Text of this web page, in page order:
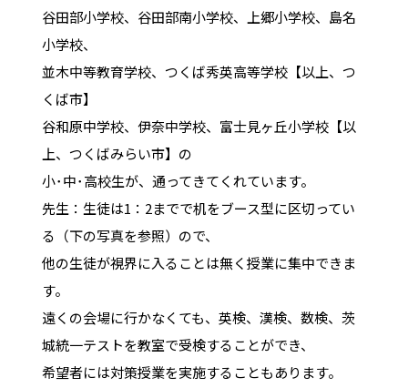
谷田部小学校、谷田部南小学校、上郷小学校、島名
小学校、
並木中等教育学校、つくば秀英高等学校【以上、つ
くば市】
谷和原中学校、伊奈中学校、富士見ヶ丘小学校【以
上、つくばみらい市】の
小･中･高校生が、通ってきてくれています。
先生：生徒は1：2までで机をブース型に区切ってい
る（下の写真を参照）ので、
他の生徒が視界に入ることは無く授業に集中できま
す。
遠くの会場に行かなくても、英検、漢検、数検、茨
城統一テストを教室で受検することができ、
希望者には対策授業を実施することもあります。